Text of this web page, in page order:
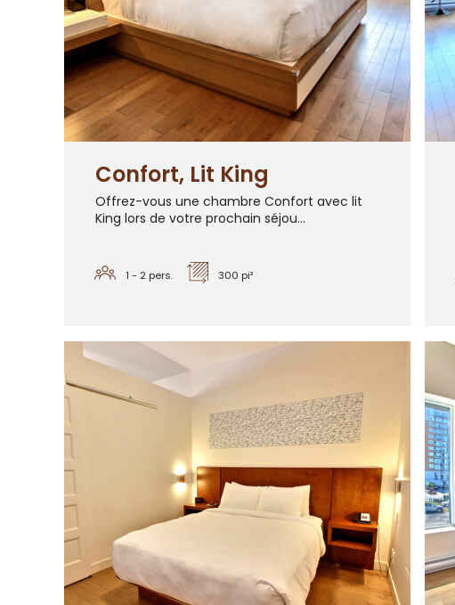
Confort, Lit King
Offrez-vous une chambre Confort avec lit
King lors de votre prochain séjou...
1 - 2 pers. 300 pi²